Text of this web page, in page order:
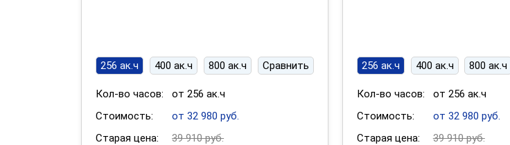
256 ак.ч 400 ак.ч 800 ак.ч Сравнить
Кол-во часов:
от 256 ак.ч
Стоимость:
от 32 980 руб.
Старая цена:
39 910 руб.
256 ак.ч 400 ак.ч 800 ак.ч
Кол-во часов:
от 256 ак.ч
Стоимость:
от 32 980 руб.
Старая цена:
39 910 руб.